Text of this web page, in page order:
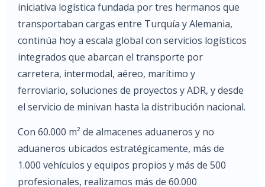
iniciativa logística fundada por tres hermanos que
transportaban cargas entre Turquía y Alemania,
continúa hoy a escala global con servicios logísticos
integrados que abarcan el transporte por
carretera, intermodal, aéreo, marítimo y
ferroviario, soluciones de proyectos y ADR, y desde
el servicio de minivan hasta la distribución nacional.
Con 60.000 m² de almacenes aduaneros y no
aduaneros ubicados estratégicamente, más de
1.000 vehículos y equipos propios y más de 500
profesionales, realizamos más de 60.000